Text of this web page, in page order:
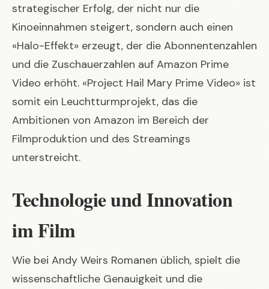
strategischer Erfolg, der nicht nur die
Kinoeinnahmen steigert, sondern auch einen
«Halo-Effekt» erzeugt, der die Abonnentenzahlen
und die Zuschauerzahlen auf Amazon Prime
Video erhöht. «Project Hail Mary Prime Video» ist
somit ein Leuchtturmprojekt, das die
Ambitionen von Amazon im Bereich der
Filmproduktion und des Streamings
unterstreicht.
Technologie und Innovation
im Film
Wie bei Andy Weirs Romanen üblich, spielt die
wissenschaftliche Genauigkeit und die